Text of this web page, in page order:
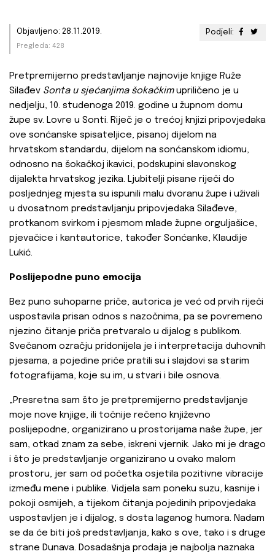
Podjeli:
Objavljeno: 28.11.2019.
Pregleda: 428
Pretpremijerno predstavljanje najnovije knjige Ruže
Silađev Sonta u sjećanjima šokačkimupriličeno je u
nedjelju, 10. studenoga 2019. godine u župnom domu
župe sv. Lovre u Sonti. Riječ je o trećoj knjizi pripovjedaka
ove sonćanske spisateljice, pisanoj dijelom na
hrvatskom standardu, dijelom na sonćanskom idiomu,
odnosno na šokačkoj ikavici, podskupini slavonskog
dijalekta hrvatskog jezika. Ljubitelji pisane riječi do
posljednjeg mjesta su ispunili malu dvoranu župe i uživali
u dvosatnom predstavljanju pripovjedaka Silađeve,
protkanom svirkom i pjesmom mlade župne orguljašice,
pjevačice i kantautorice, također Sonćanke, Klaudije
Lukić.
Poslijepodne puno emocija
Bez puno suhoparne priče, autorica je već od prvih riječi
uspostavila prisan odnos s nazočnima, pa se povremeno
njezino čitanje priča pretvaralo u dijalog s publikom.
Svečanom ozračju pridonijela je i interpretacija duhovnih
pjesama, a pojedine priče pratili su i slajdovi sa starim
fotografijama, koje su im, u stvari i bile osnova.
„Presretna sam što je pretpremijerno predstavljanje
moje nove knjige, ili točnije rečeno književno
poslijepodne, organizirano u prostorijama naše župe, jer
sam, otkad znam za sebe, iskreni vjernik. Jako mi je drago
i što je predstavljanje organizirano u ovako malom
prostoru, jer sam od početka osjetila pozitivne vibracije
između mene i publike. Vidjela sam poneku suzu, kasnije i
pokoji osmijeh, a tijekom čitanja pojedinih pripovjedaka
uspostavljen je i dijalog, s dosta laganog humora. Nadam
se da će biti još predstavljanja, kako s ove, tako i s druge
strane Dunava. Dosadašnja prodaja je najbolja naznaka